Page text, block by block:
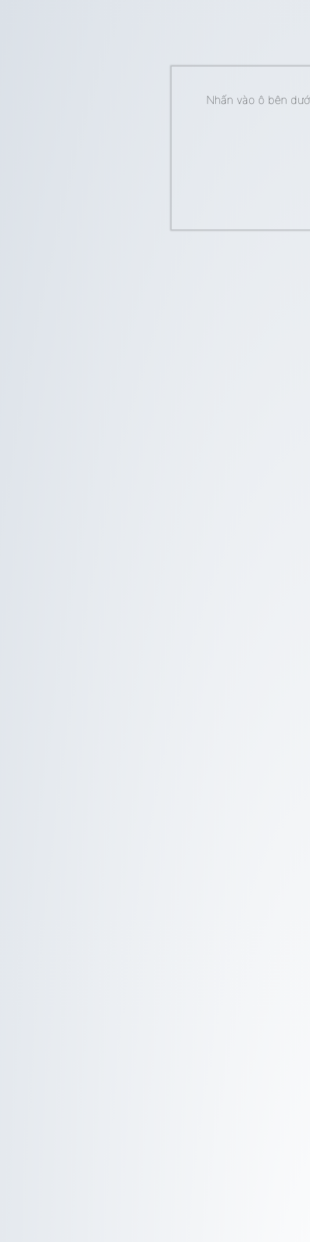
Nhấn vào ô bên